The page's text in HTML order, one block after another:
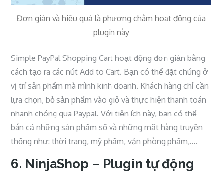
Đơn giản và hiệu quả là phương châm hoạt động của
plugin này
Simple PayPal Shopping Cart hoạt động đơn giản bằng
cách tạo ra các nút Add to Cart. Bạn có thể đặt chúng ở
vị trí sản phẩm mà mình kinh doanh. Khách hàng chỉ cần
lựa chọn, bỏ sản phẩm vào giỏ và thực hiện thanh toán
nhanh chóng qua Paypal. Với tiện ích này, bạn có thể
bán cả những sản phẩm số và những mặt hàng truyền
thống như: thời trang, mỹ phẩm, văn phòng phẩm,….
6. NinjaShop – Plugin tự động